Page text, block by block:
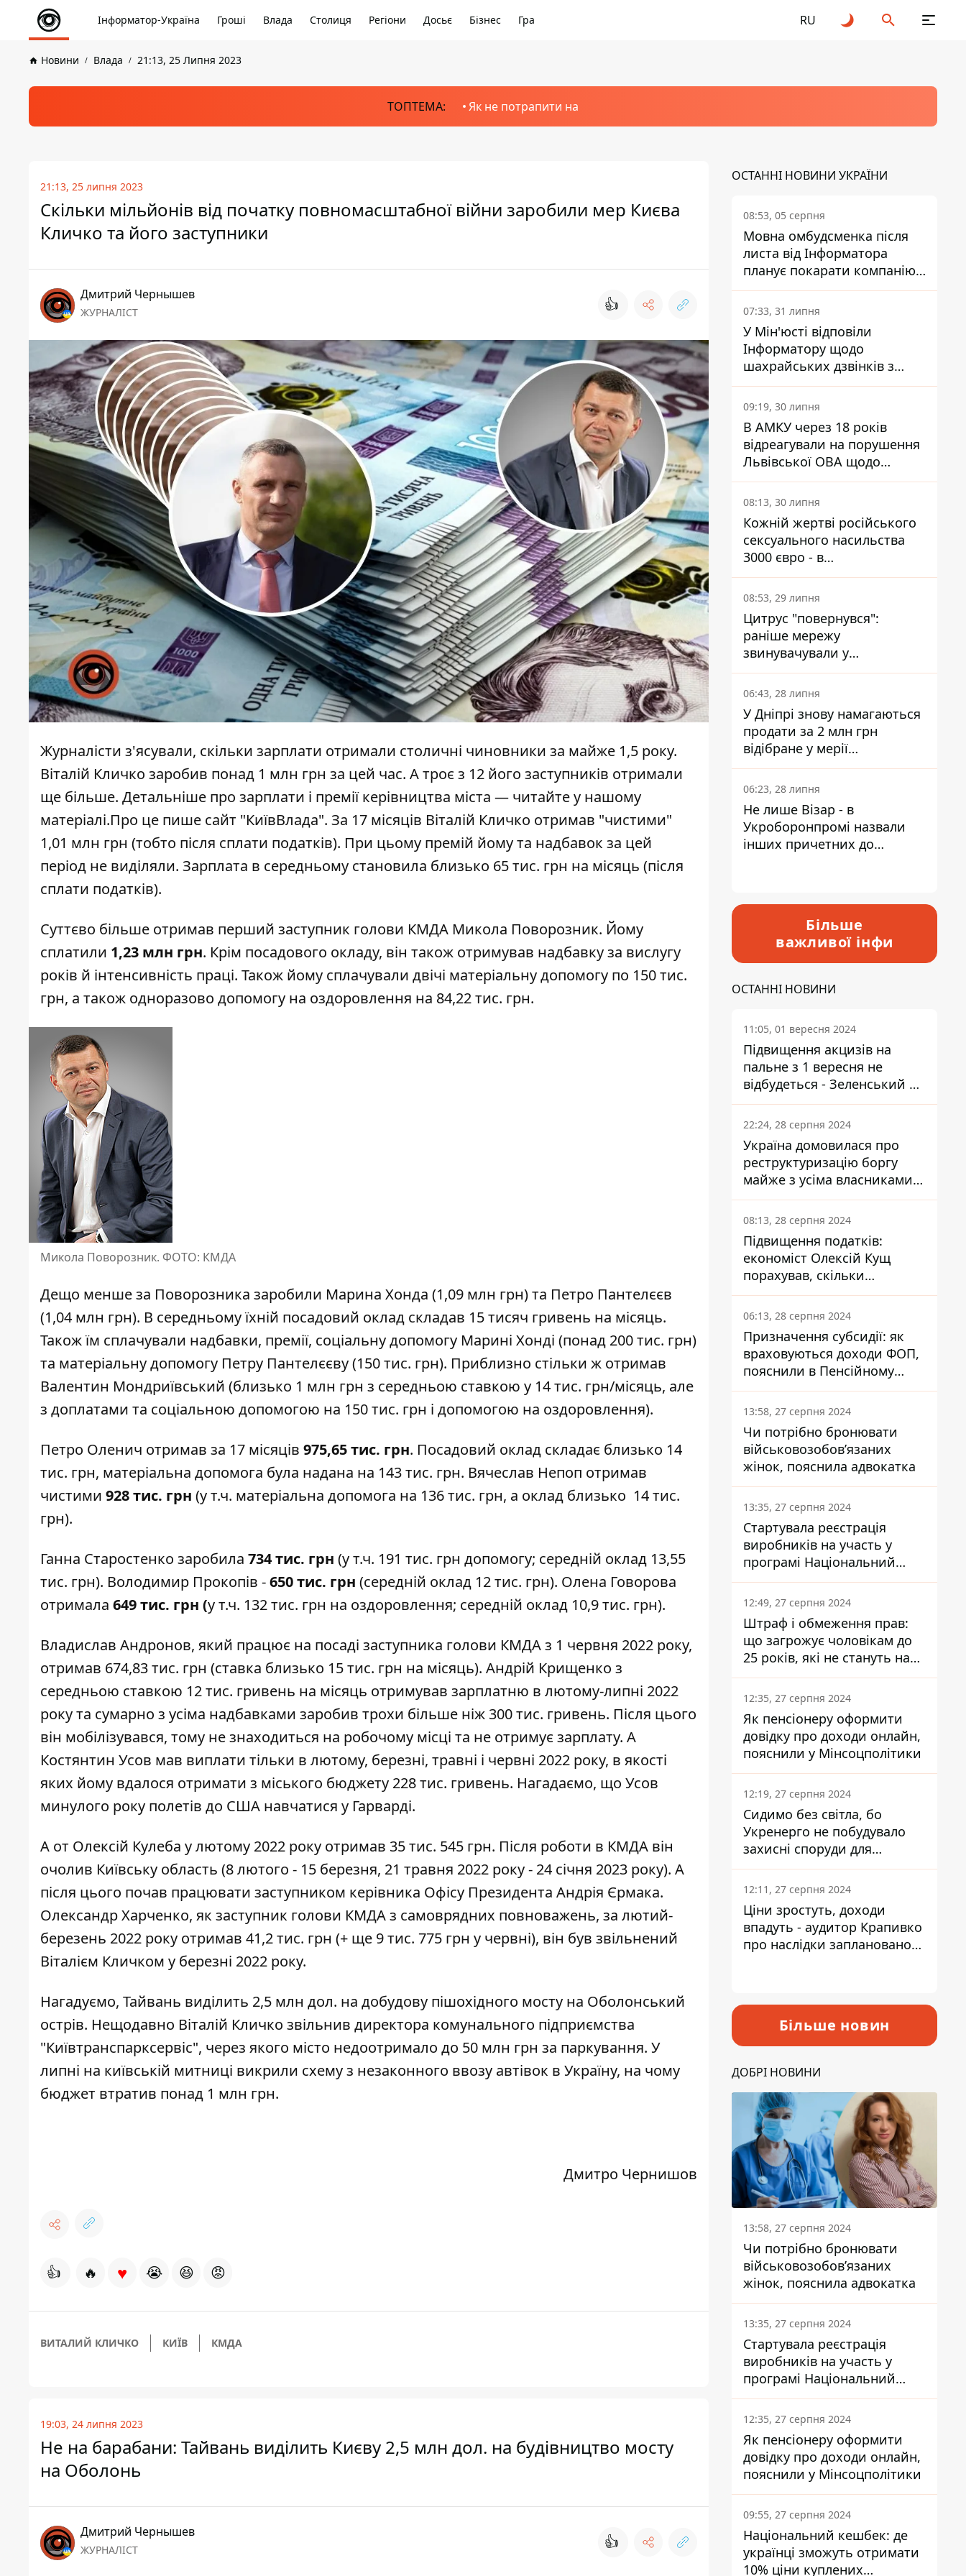
Інформатор-Україна Гроші Влада Столиця Регіони Досьє Бізнес Гра RU
Новини Влада 21:13, 25 Липня 2023
ТОПТЕМА: Як не потрапити на
21:13, 25 липня 2023
Скільки мільйонів від початку повномасштабної війни заробили мер Києва
Кличко та його заступники
Дмитрий Чернышев
ЖУРНАЛІСТ 👍
Журналісти з'ясували, скільки зарплати отримали столичні чиновники за майже 1,5 року.
Віталій Кличко заробив понад 1 млн грн за цей час. А троє з 12 його заступників отримали
ще більше. Детальніше про зарплати і премії керівництва міста — читайте у нашому
матеріалі.Про це пише сайт "КиївВлада". За 17 місяців Віталій Кличко отримав "чистими"
1,01 млн грн (тобто після сплати податків). При цьому премій йому та надбавок за цей
період не виділяли. Зарплата в середньому становила близько 65 тис. грн на місяць (після
сплати податків).
Суттєво більше отримав перший заступник голови КМДА Микола Поворозник. Йому
сплатили 1,23 млн грн. Крім посадового окладу, він також отримував надбавку за вислугу
років й інтенсивність праці. Також йому сплачували двічі матеріальну допомогу по 150 тис.
грн, а також одноразово допомогу на оздоровлення на 84,22 тис. грн.
Микола Поворозник. ФОТО: КМДА
Дещо менше за Поворозника заробили Марина Хонда (1,09 млн грн) та Петро Пантелєєв
(1,04 млн грн). В середньому їхній посадовий оклад складав 15 тисяч гривень на місяць.
Також їм сплачували надбавки, премії, соціальну допомогу Марині Хонді (понад 200 тис. грн)
та матеріальну допомогу Петру Пантелєєву (150 тис. грн). Приблизно стільки ж отримав
Валентин Мондриївський (близько 1 млн грн з середньою ставкою у 14 тис. грн/місяць, але
з доплатами та соціальною допомогою на 150 тис. грн і допомогою на оздоровлення).
Петро Оленич отримав за 17 місяців 975,65 тис. грн. Посадовий оклад складає близько 14
тис. грн, матеріальна допомога була надана на 143 тис. грн. Вячеслав Непоп отримав
чистими 928 тис. грн (у т.ч. матеріальна допомога на 136 тис. грн, а оклад близько 14 тис.
грн).
Ганна Старостенко заробила 734 тис. грн (у т.ч. 191 тис. грн допомогу; середній оклад 13,55
тис. грн). Володимир Прокопів -650 тис. грн (середній оклад 12 тис. грн). Олена Говорова
отримала 649 тис. грн (у т.ч. 132 тис. грн на оздоровлення; середній оклад 10,9 тис. грн).
Владислав Андронов, який працює на посаді заступника голови КМДА з 1 червня 2022 року,
отримав 674,83 тис. грн (ставка близько 15 тис. грн на місяць). Андрій Крищенко з
середньою ставкою 12 тис. гривень на місяць отримував зарплатню в лютому-липні 2022
року та сумарно з усіма надбавками заробив трохи більше ніж 300 тис. гривень. Після цього
він мобілізувався, тому не знаходиться на робочому місці та не отримує зарплату. А
Костянтин Усов мав виплати тільки в лютому, березні, травні і червні 2022 року, в якості
яких йому вдалося отримати з міського бюджету 228 тис. гривень. Нагадаємо, що Усов
минулого року полетів до США навчатися у Гарварді.
А от Олексій Кулеба у лютому 2022 року отримав 35 тис. 545 грн. Після роботи в КМДА він
очолив Київську область (8 лютого - 15 березня, 21 травня 2022 року - 24 січня 2023 року). А
після цього почав працювати заступником керівника Офісу Президента Андрія Єрмака.
Олександр Харченко, як заступник голови КМДА з самоврядних повноважень, за лютий-
березень 2022 року отримав 41,2 тис. грн (+ ще 9 тис. 775 грн у червні), він був звільнений
Віталієм Кличком у березні 2022 року.
Нагадуємо, Тайвань виділить 2,5 млн дол. на добудову пішохідного мосту на Оболонський
острів. Нещодавно Віталій Кличко звільнив директора комунального підприємства
"Київтранспарксервіс", через якого місто недоотримало до 50 млн грн за паркування. У
липні на київській митниці викрили схемуз незаконного ввозу автівок в Україну, на чому
бюджет втратив понад 1 млн грн.
Дмитро Чернишов
👍 🔥 ♥ 😭 😆 😡
ВИТАЛИЙ КЛИЧКО КИЇВ КМДА
19:03, 24 липня 2023
Не на барабани: Тайвань виділить Києву 2,5 млн дол. на будівництво мосту
на Оболонь
Дмитрий Чернышев
ЖУРНАЛІСТ 👍
ОСТАННІ НОВИНИ УКРАЇНИ
08:53, 05 серпня
Мовна омбудсменка після
листа від Інформатора
планує покарати компанію-
підрядника ПриватБанку
07:33, 31 липня
У Мін'юсті відповіли
Інформатору щодо
шахрайських дзвінків з
камери Сумського СІЗО так,
що ніхто нічого не зрозумів
09:19, 30 липня
В АМКУ через 18 років
відреагували на порушення
Львівської ОВА щодо
харчування у закладах
освіти
08:13, 30 липня
Кожній жертві російського
сексуального насильства
3000 євро - в
Мінсоцполітики пояснили
Інформатору, звідки на це
гроші
08:53, 29 липня
Цитрус "повернувся":
раніше мережу
звинувачували у
контрабанді техніки та
ухиленні від сплати
податків
06:43, 28 липня
У Дніпрі знову намагаються
продати за 2 млн грн
відібране у мерії
приміщення Укрпошти
06:23, 28 липня
Не лише Візар - в
Укроборонпромі назвали
інших причетних до
Більше
важливої інфи
ОСТАННІ НОВИНИ
11:05, 01 вересня 2024
Підвищення акцизів на
пальне з 1 вересня не
відбудеться - Зеленський не
підписав закон
22:24, 28 серпня 2024
Україна домовилася про
реструктуризацію боргу
майже з усіма власниками
єврооблігацій: що це
означає для країни
08:13, 28 серпня 2024
Підвищення податків:
економіст Олексій Кущ
порахував, скільки
заплатить кожен українець
06:13, 28 серпня 2024
Призначення субсидії: як
враховуються доходи ФОП,
пояснили в Пенсійному
фонді
13:58, 27 серпня 2024
Чи потрібно бронювати
військовозобов’язаних
жінок, пояснила адвокатка
13:35, 27 серпня 2024
Стартувала реєстрація
виробників на участь у
програмі Національний
кешбек: як це зробити
через портал Дія
12:49, 27 серпня 2024
Штраф і обмеження прав:
що загрожує чоловікам до
25 років, які не стануть на
військовий облік
12:35, 27 серпня 2024
Як пенсіонеру оформити
довідку про доходи онлайн,
пояснили у Мінсоцполітики
12:19, 27 серпня 2024
Сидимо без світла, бо
Укренерго не побудувало
захисні споруди для
енергетики - нардеп
Кучеренко
12:11, 27 серпня 2024
Ціни зростуть, доходи
впадуть - аудитор Крапивко
про наслідки запланованого
Більше новин
ДОБРІ НОВИНИ
13:58, 27 серпня 2024
Чи потрібно бронювати
військовозобов’язаних
жінок, пояснила адвокатка
13:35, 27 серпня 2024
Стартувала реєстрація
виробників на участь у
програмі Національний
кешбек: як це зробити
через портал Дія
12:35, 27 серпня 2024
Як пенсіонеру оформити
довідку про доходи онлайн,
пояснили у Мінсоцполітики
09:55, 27 серпня 2024
Національний кешбек: де
українці зможуть отримати
10% ціни куплених